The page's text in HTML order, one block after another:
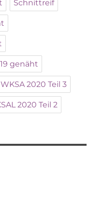
Schnittreif
genäht
WKSA 2020 Teil 3
2020 Teil 2